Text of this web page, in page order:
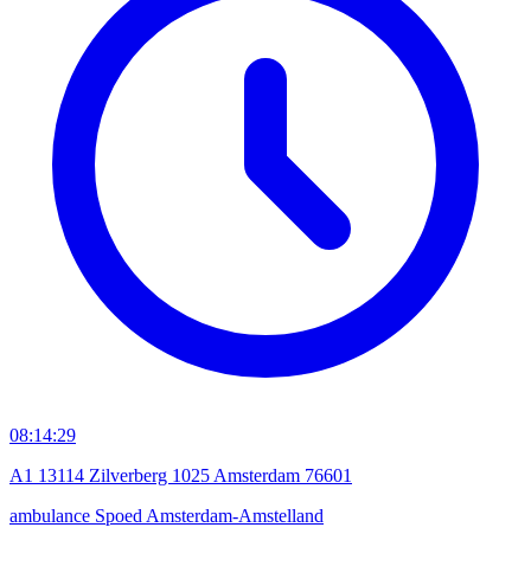
08:14:29
A1 13114 Zilverberg 1025 Amsterdam 76601
ambulance Spoed Amsterdam-Amstelland